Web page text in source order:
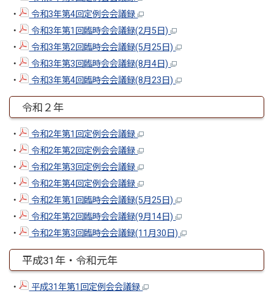
・
令和3年第4回定例会会議録
・
令和3年第1回臨時会会議録(2月5日)
・
令和3年第2回臨時会会議録(5月25日)
・
令和3年第3回臨時会会議録(8月4日)
・
令和3年第4回臨時会会議録(8月23日)
令和２年
・
令和2年第1回定例会会議録
・
令和2年第2回定例会会議録
・
令和2年第3回定例会会議録
・
令和2年第4回定例会会議録
・
令和2年第1回臨時会会議録(5月25日)
・
令和2年第2回臨時会会議録(9月14日)
・
令和2年第3回臨時会会議録(11月30日)
平成31年・令和元年
・
平成31年第1回定例会会議録